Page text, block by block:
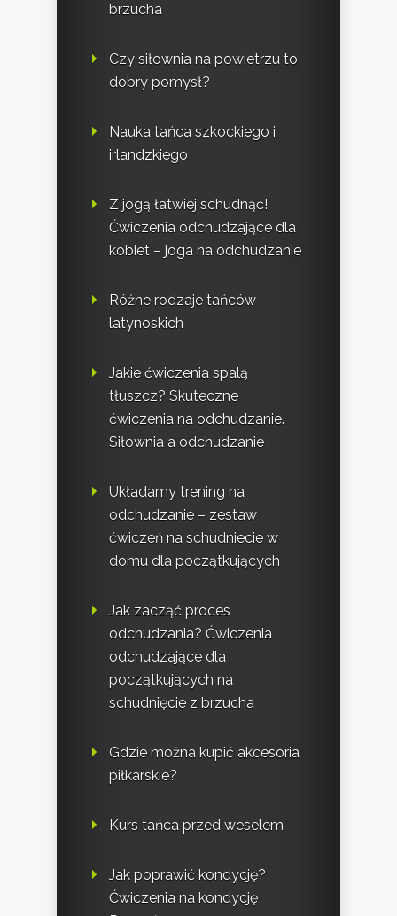
brzucha
Czy siłownia na powietrzu to
dobry pomysł?
Nauka tańca szkockiego i
irlandzkiego
Z jogą łatwiej schudnąć!
Ćwiczenia odchudzające dla
kobiet – joga na odchudzanie
Różne rodzaje tańców
latynoskich
Jakie ćwiczenia spalą
tłuszcz? Skuteczne
ćwiczenia na odchudzanie.
Siłownia a odchudzanie
Układamy trening na
odchudzanie – zestaw
ćwiczeń na schudniecie w
domu dla początkujących
Jak zacząć proces
odchudzania? Ćwiczenia
odchudzające dla
początkujących na
schudnięcie z brzucha
Gdzie można kupić akcesoria
piłkarskie?
Kurs tańca przed weselem
Jak poprawić kondycję?
Ćwiczenia na kondycję